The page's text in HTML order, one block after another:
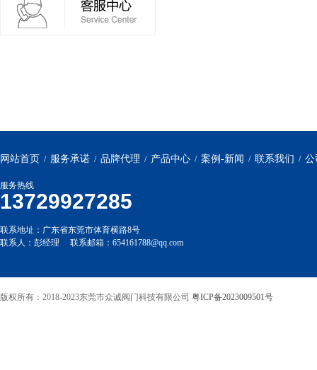
网站首页 / 服务承诺 / 品牌代理 / 产品中心 / 案例-新闻 / 联系我们 / 公
服务热线
13729927285
联系地址：广东省东莞市体育横路8号
联系人：彭经理 联系邮箱：654161788@qq.com
版权所有：2018-2023东莞市众诚阀门科技有限公司 粤ICP备2023009501号